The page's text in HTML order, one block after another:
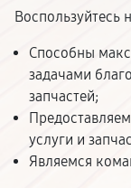
Воспользуйтесь
Способны
задачами
запчастей;
услуги и
Являемся